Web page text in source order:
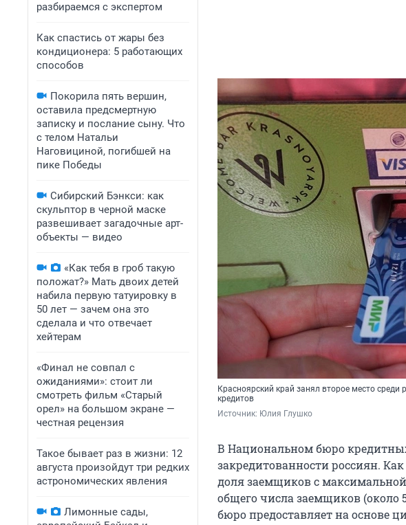
разбираемся с экспертом
Как спастись от жары без
кондиционера: 5 работающих
способов
Покорила пять вершин,
оставила предсмертную
записку и послание сыну. Что
с телом Натальи
Наговициной, погибшей на
пике Победы
Сибирский Бэнкси: как
скульптор в черной маске
развешивает загадочные арт-
объекты — видео
«Как тебя в гроб такую
положат?» Мать двоих детей
набила первую татуировку в
50 лет — зачем она это
сделала и что отвечает
хейтерам
«Финал не совпал с
ожиданиями»: стоит ли
смотреть фильм «Старый
орел» на большом экране —
честная рецензия
Такое бывает раз в жизни: 12
августа произойдут три редких
астрономических явления
Лимонные сады,
Красноярский край занял второе место
кредитов
Источник: Юлия Глушко
В Национальном бюро
закредитованности россиян.
доля заемщиков с максимальной
общего числа заемщиков (около
бюро предоставляет на основе